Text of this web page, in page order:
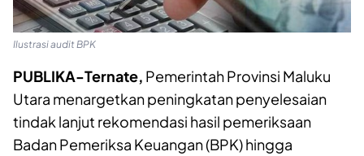
Ilustrasi audit BPK
PUBLIKA-Ternate, Pemerintah Provinsi Maluku
Utara menargetkan peningkatan penyelesaian
tindak lanjut rekomendasi hasil pemeriksaan
Badan Pemeriksa Keuangan (BPK) hingga